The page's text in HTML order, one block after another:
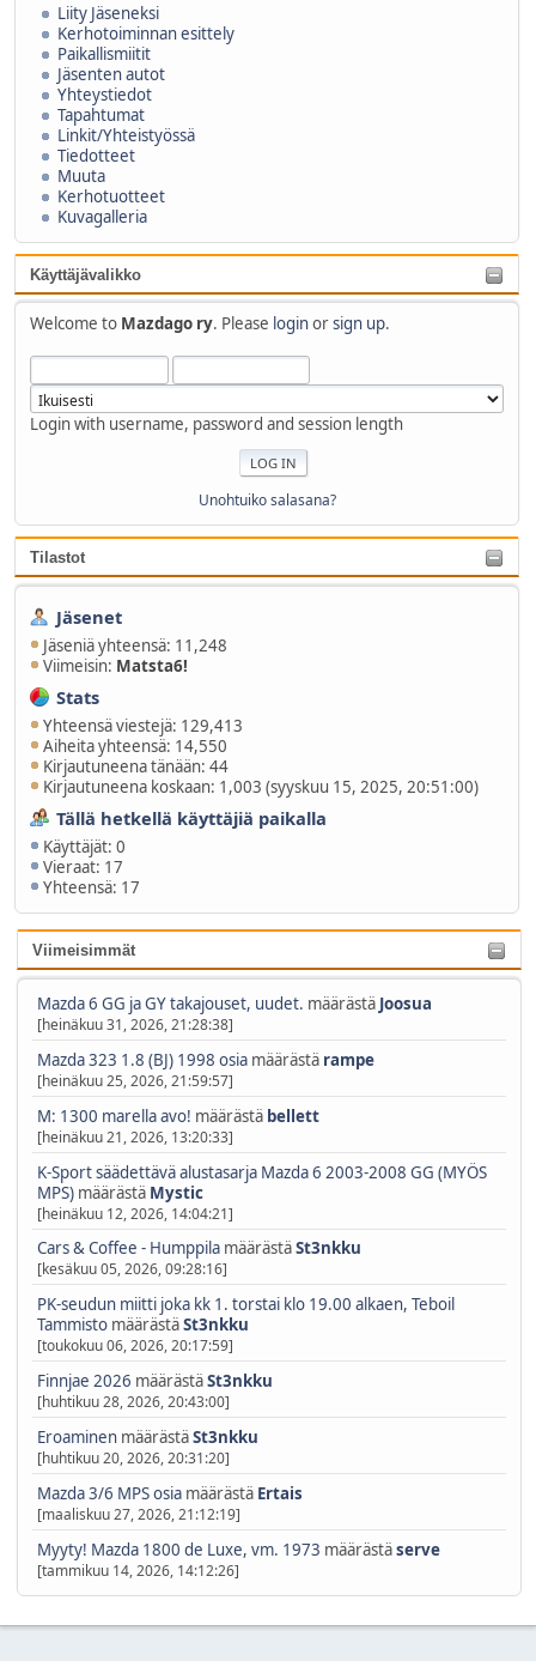
Liity Jäseneksi
Kerhotoiminnan esittely
Paikallismiitit
Jäsenten autot
Yhteystiedot
Tapahtumat
Linkit/Yhteistyössä
Tiedotteet
Muuta
Kerhotuotteet
Kuvagalleria
Käyttäjävalikko
Welcome to Mazdago ry. Please loginorsign up.
Login with username, password and session length
Unohtuiko salasana?
Tilastot
Jäsenet
Jäseniä yhteensä: 11,248
Viimeisin: Matsta6!
Stats
Yhteensä viestejä: 129,413
Aiheita yhteensä: 14,550
Kirjautuneena tänään: 44
Kirjautuneena koskaan: 1,003 (syyskuu 15, 2025, 20:51:00)
Tällä hetkellä käyttäjiä paikalla
Käyttäjät: 0
Vieraat: 17
Yhteensä: 17
Viimeisimmät
Mazda 6 GG ja GY takajouset, uudet. määrästä Joosua
[heinäkuu 31, 2026, 21:28:38]
Mazda 323 1.8 (BJ) 1998 osiamäärästä rampe
[heinäkuu 25, 2026, 21:59:57]
M: 1300 marella avo! määrästä bellett
[heinäkuu 21, 2026, 13:20:33]
K-Sport säädettävä alustasarja Mazda 6 2003-2008 GG (MYÖS
MPS)määrästä Mystic
[heinäkuu 12, 2026, 14:04:21]
Cars & Coffee - HumppilamäärästäSt3nkku
[kesäkuu 05, 2026, 09:28:16]
PK-seudun miitti joka kk 1. torstai klo 19.00 alkaen, Teboil
TammistomäärästäSt3nkku
[toukokuu 06, 2026, 20:17:59]
Finnjae 2026 määrästäSt3nkku
[huhtikuu 28, 2026, 20:43:00]
EroaminenmäärästäSt3nkku
[huhtikuu 20, 2026, 20:31:20]
Mazda 3/6 MPS osia määrästä Ertais
[maaliskuu 27, 2026, 21:12:19]
Myyty! Mazda 1800 de Luxe, vm. 1973 määrästäserve
[tammikuu 14, 2026, 14:12:26]